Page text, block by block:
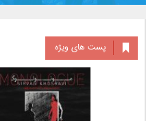
پست های ویژه